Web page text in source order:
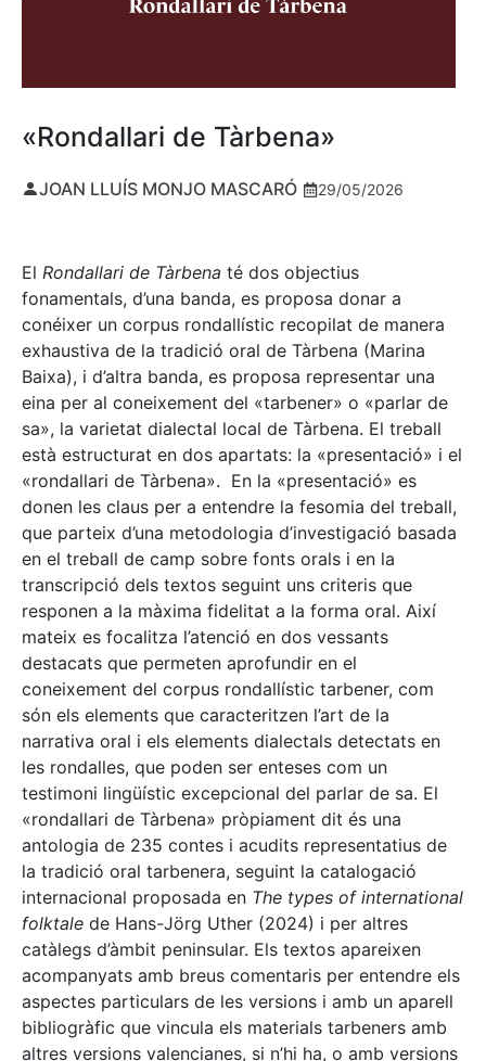
«Rondallari de Tàrbena»
JOAN LLUÍS MONJO MASCARÓ 29/05/2026
El Rondallari de Tàrbena té dos objectius
fonamentals, d’una banda, es proposa donar a
conéixer un corpus rondallístic recopilat de manera
exhaustiva de la tradició oral de Tàrbena (Marina
Baixa), i d’altra banda, es proposa representar una
eina per al coneixement del «tarbener» o «parlar de
sa», la varietat dialectal local de Tàrbena. El treball
està estructurat en dos apartats: la «presentació» i el
«rondallari de Tàrbena». En la «presentació» es
donen les claus per a entendre la fesomia del treball,
que parteix d’una metodologia d’investigació basada
en el treball de camp sobre fonts orals i en la
transcripció dels textos seguint uns criteris que
responen a la màxima fidelitat a la forma oral. Així
mateix es focalitza l’atenció en dos vessants
destacats que permeten aprofundir en el
coneixement del corpus rondallístic tarbener, com
són els elements que caracteritzen l’art de la
narrativa oral i els elements dialectals detectats en
les rondalles, que poden ser enteses com un
testimoni lingüístic excepcional del parlar de sa. El
«rondallari de Tàrbena» pròpiament dit és una
antologia de 235 contes i acudits representatius de
la tradició oral tarbenera, seguint la catalogació
internacional proposada en The types of international
folktale de Hans-Jörg Uther (2024) i per altres
catàlegs d’àmbit peninsular. Els textos apareixen
acompanyats amb breus comentaris per entendre els
aspectes particulars de les versions i amb un aparell
bibliogràfic que vincula els materials tarbeners amb
altres versions valencianes, si n’hi ha, o amb versions